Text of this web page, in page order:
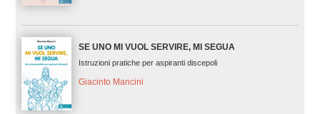
SE UNO MI VUOL SERVIRE, MI SEGUA
Istruzioni pratiche per aspiranti discepoli
Giacinto Mancini